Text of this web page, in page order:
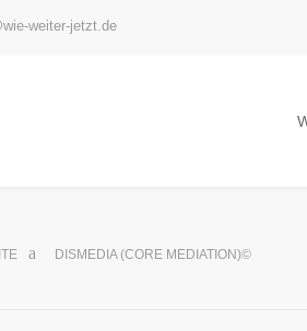
weiter-jetzt.de
DISMEDIA (CORE MEDIATION)©